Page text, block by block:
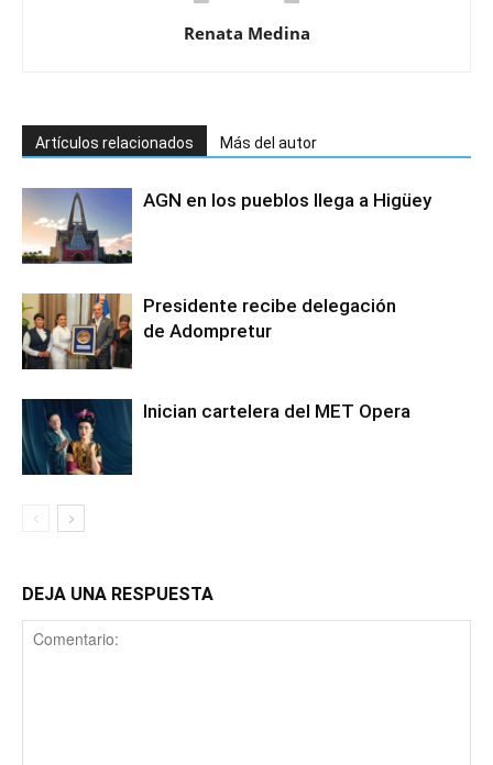
Renata Medina
Artículos relacionados Más del autor
AGN en los pueblos llega a Higüey
Presidente recibe delegación
de Adompretur
Inician cartelera del MET Opera
DEJA UNA RESPUESTA